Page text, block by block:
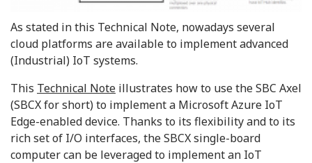
As stated in this Technical Note, nowadays several
cloud platforms are available to implement advanced
(Industrial) IoT systems.
This Technical Note illustrates how to use the SBC Axel
(SBCX for short) to implement a Microsoft Azure IoT
Edge-enabled device. Thanks to its flexibility and to its
rich set of I/O interfaces, the SBCX single-board
computer can be leveraged to implement an IoT